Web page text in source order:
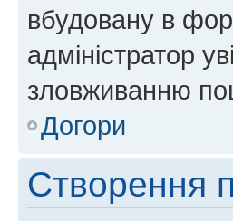
вбудовану в
адміністратор
зловживанню
Догори
Створення